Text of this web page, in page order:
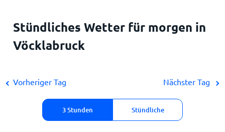
Stündliches Wetter für morgen in
Vöcklabruck
Vorheriger Tag
3 Stunden Stündliche
Nächster Tag